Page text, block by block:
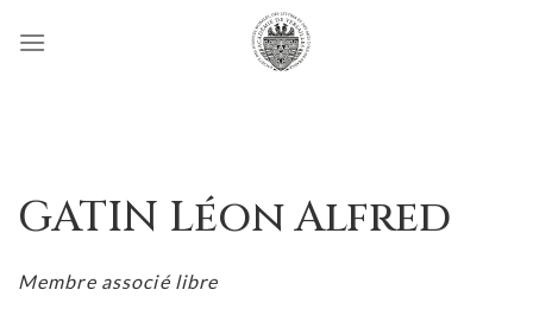
GATIN Léon Alfred
Membre associé libre